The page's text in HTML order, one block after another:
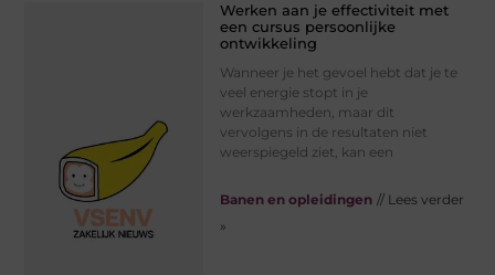
Werken aan je effectiviteit met
een cursus persoonlijke
ontwikkeling
Wanneer je het gevoel hebt dat je te
veel energie stopt in je
werkzaamheden, maar dit
vervolgens in de resultaten niet
weerspiegeld ziet, kan een
Banen en opleidingen // Lees verder
»